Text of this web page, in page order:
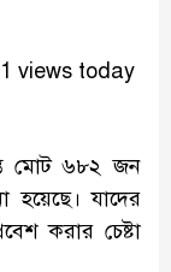
views today
মোট ৬৮২ জন
হয়েছে। যাদের
করার চেষ্টা